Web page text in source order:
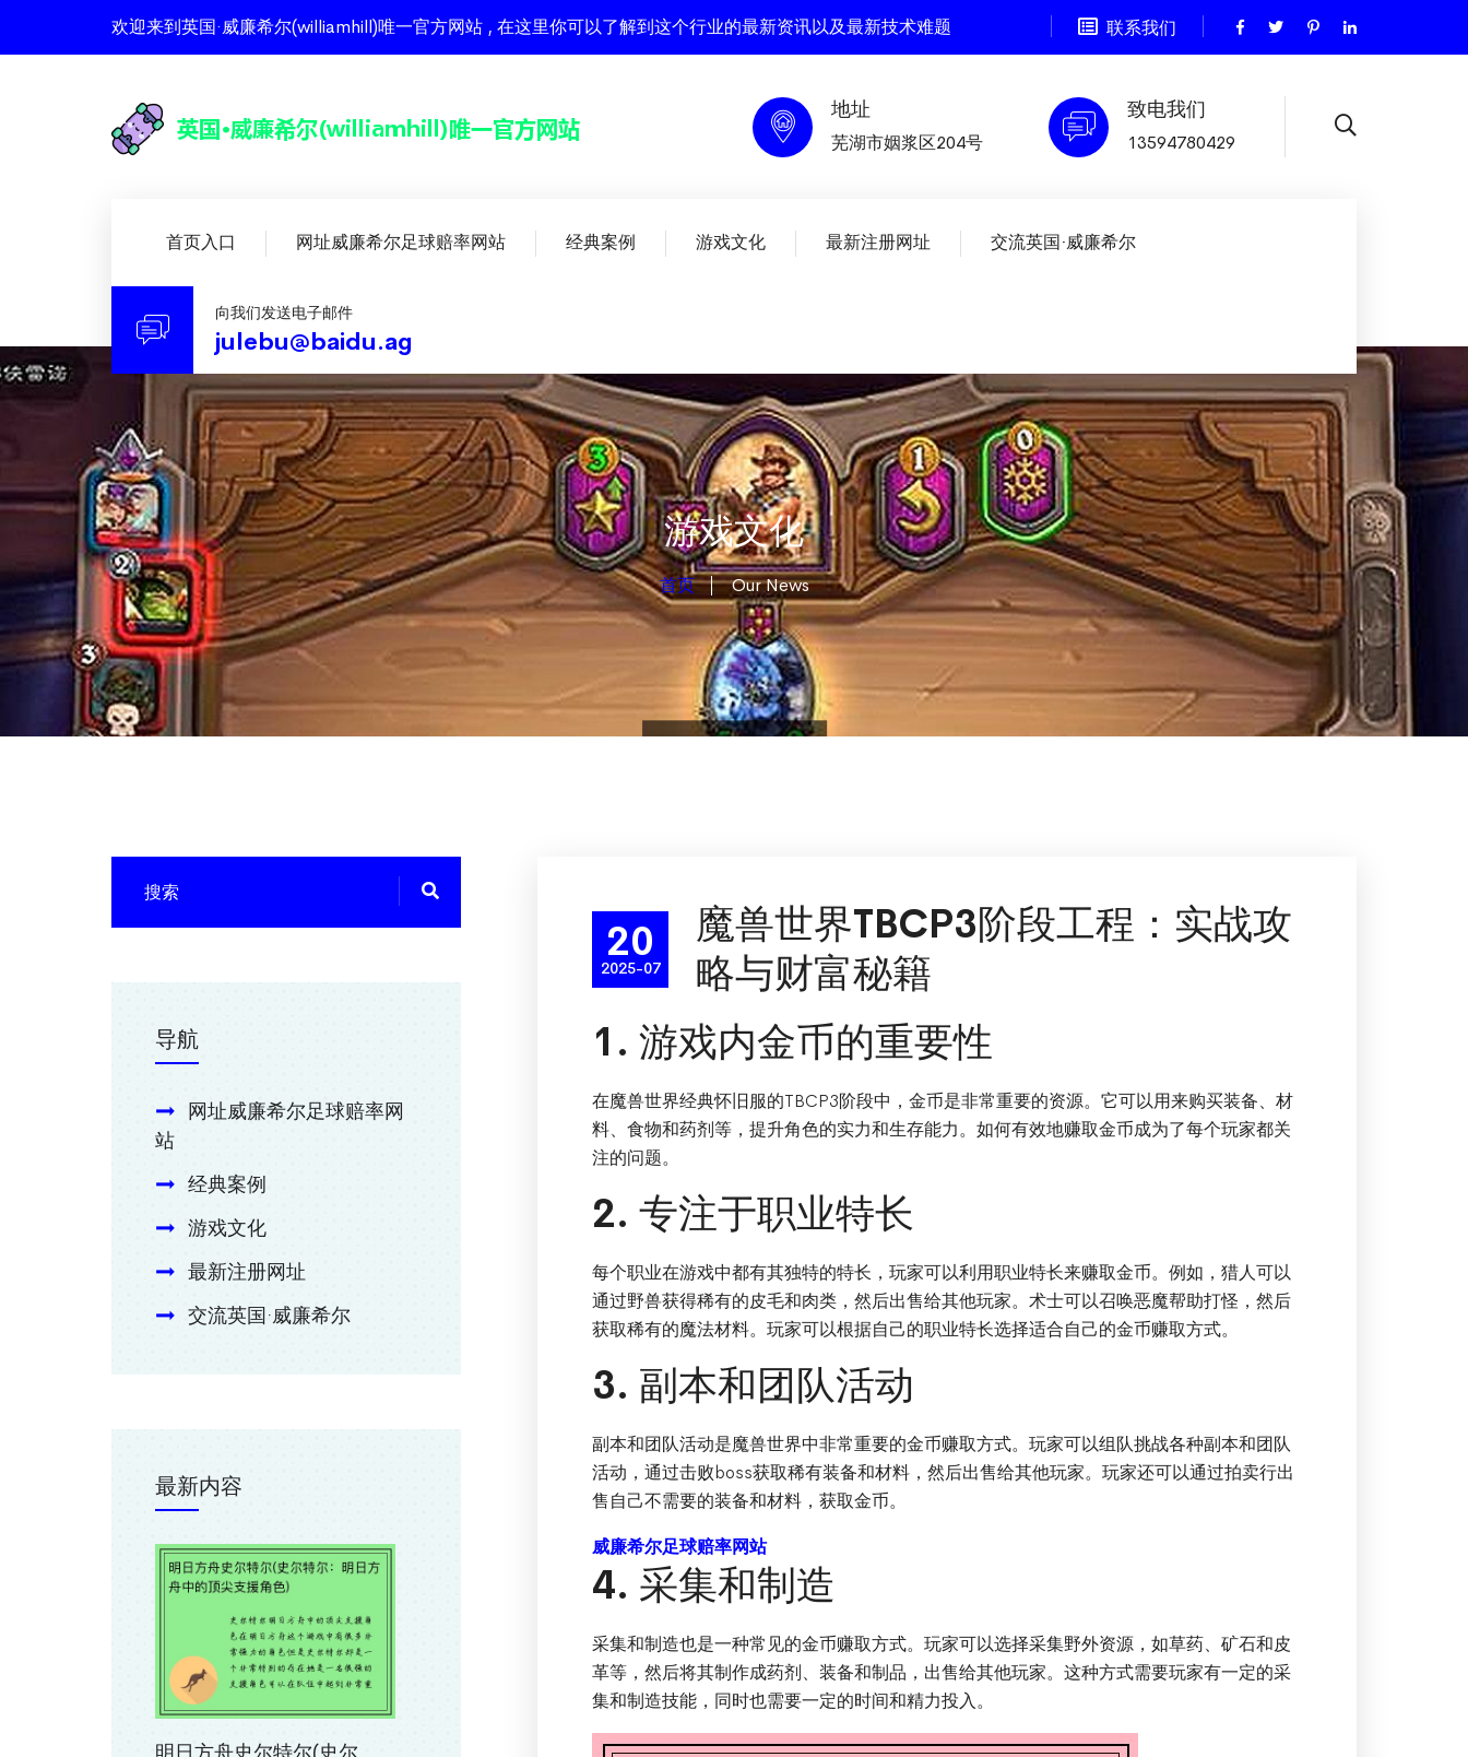
欢迎来到英国·威廉希尔(williamhill)唯一官方网站 , 在这里你可以了解到这个行业的最新资讯以及最新技术难题 联系我们
地址
芜湖市姻浆区204号
致电我们
13594780429
首页入口 网址威廉希尔足球赔率网站 经典案例 游戏文化 最新注册网址 交流英国·威廉希尔
向我们发送电子邮件
julebu@baidu.ag
游戏文化
首页 Our News
20
2025-07
魔兽世界TBCP3阶段工程：实战攻
略与财富秘籍
1. 游戏内金币的重要性
在魔兽世界经典怀旧服的TBCP3阶段中，金币是非常重要的资源。它可以用来购买装备、材
料、食物和药剂等，提升角色的实力和生存能力。如何有效地赚取金币成为了每个玩家都关
注的问题。
2. 专注于职业特长
每个职业在游戏中都有其独特的特长，玩家可以利用职业特长来赚取金币。例如，猎人可以
通过野兽获得稀有的皮毛和肉类，然后出售给其他玩家。术士可以召唤恶魔帮助打怪，然后
获取稀有的魔法材料。玩家可以根据自己的职业特长选择适合自己的金币赚取方式。
3. 副本和团队活动
副本和团队活动是魔兽世界中非常重要的金币赚取方式。玩家可以组队挑战各种副本和团队
活动，通过击败boss获取稀有装备和材料，然后出售给其他玩家。玩家还可以通过拍卖行出
售自己不需要的装备和材料，获取金币。
威廉希尔足球赔率网站
4. 采集和制造
采集和制造也是一种常见的金币赚取方式。玩家可以选择采集野外资源，如草药、矿石和皮
革等，然后将其制作成药剂、装备和制品，出售给其他玩家。这种方式需要玩家有一定的采
集和制造技能，同时也需要一定的时间和精力投入。
导航
网址威廉希尔足球赔率网
站
经典案例
游戏文化
最新注册网址
交流英国·威廉希尔
最新内容